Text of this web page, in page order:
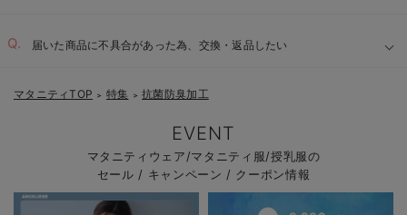
届いた商品に不具合があった為、交換・返品したい
マタニティTOP ＞ 特集 ＞ 抗菌防臭加工
EVENT
マタニティウェア/マタニティ服/授乳服の
セール / キャンペーン / クーポン情報